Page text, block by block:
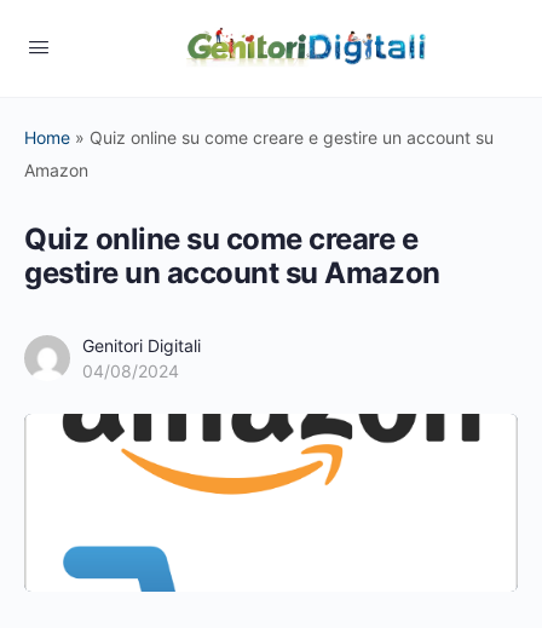
Home » Quiz online su come creare e gestire un account su
Amazon
Quiz online su come creare e
gestire un account su Amazon
Genitori Digitali
04/08/2024